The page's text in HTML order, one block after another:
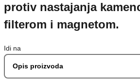
protiv nastajanja
filterom i magnetom.
Idi na
Opis proizvoda